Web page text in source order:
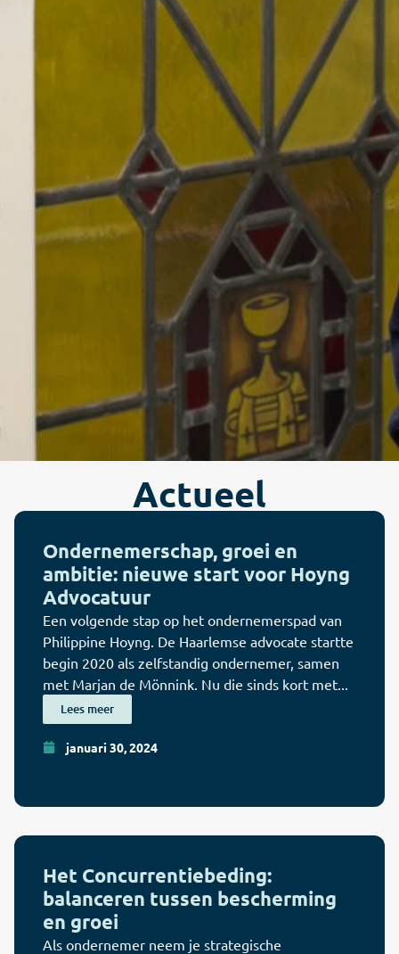
Actueel
Ondernemerschap, groei en
ambitie: nieuwe start voor Hoyng
Advocatuur
Een volgende stap op het ondernemerspad van
Philippine Hoyng. De Haarlemse advocate startte
begin 2020 als zelfstandig ondernemer, samen
met Marjan de Mönnink. Nu die sinds kort met...
Lees meer
januari 30, 2024
Het Concurrentiebeding:
balanceren tussen bescherming
en groei
Als ondernemer neem je strategische